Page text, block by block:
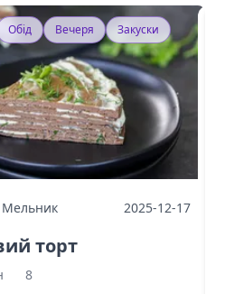
Обід Вечеря Закуски
2025-12-17
торт
8